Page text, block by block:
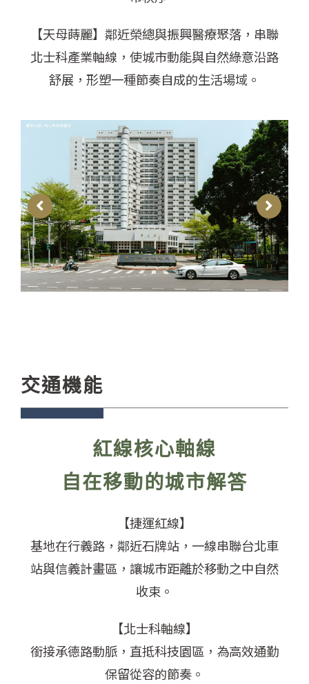
【天母蒔麗】鄰近榮總與振興醫療聚落，串聯
北士科產業軸線，使城市動能與自然綠意沿路
舒展， 形塑一種節奏自成的生活場域。
交通機能
紅線核心軸線
自在移動的城市解答
【捷運紅線】
基地在行義路，鄰近石牌站，一線串聯台北車
站與信義計畫區，讓城市距離於移動之中自然
收束。
【北士科軸線】
銜接承德路動脈，直抵科技園區，為高效通勤
保留從容的節奏。